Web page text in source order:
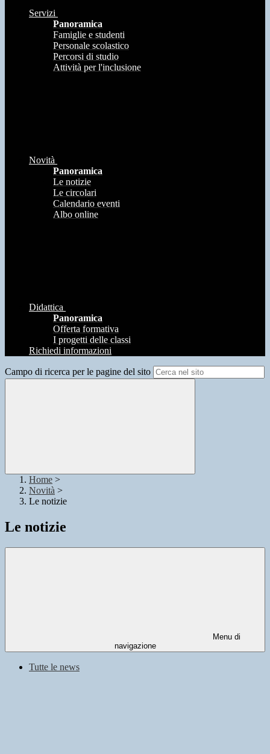
Servizi
Panoramica
Famiglie e studenti
Personale scolastico
Percorsi di studio
Attività per l'inclusione
Novità
Panoramica
Le notizie
Le circolari
Calendario eventi
Albo online
Didattica
Panoramica
Offerta formativa
I progetti delle classi
Richiedi informazioni
Campo di ricerca per le pagine del sito
Home >
Novità >
Le notizie
Le notizie
Menu di
navigazione
Tutte le news